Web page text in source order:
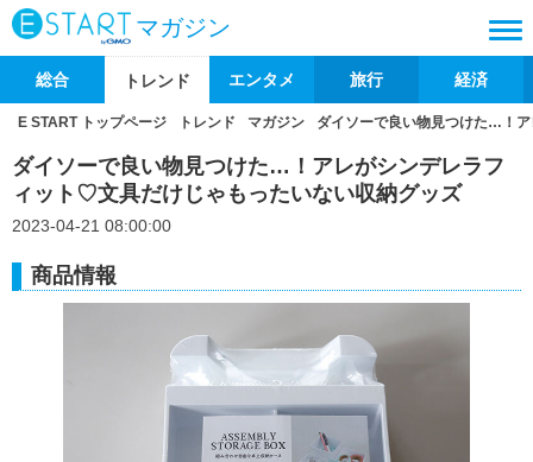
マガジン
総合 トレンド エンタメ 旅行 経済
E START トップページ トレンド マガジン ダイソーで良い物見つけた…！
ダイソーで良い物見つけた…！アレがシンデレラフ
ィット♡文具だけじゃもったいない収納グッズ
2023-04-21 08:00:00
商品情報